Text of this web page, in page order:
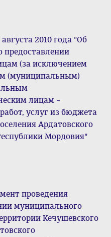
2010 года "Об
(за исключением
(муниципальным)
лицам –
услуг из бюджета
Ардатовского
Мордовия"
проведения
муниципального
Кечушевского